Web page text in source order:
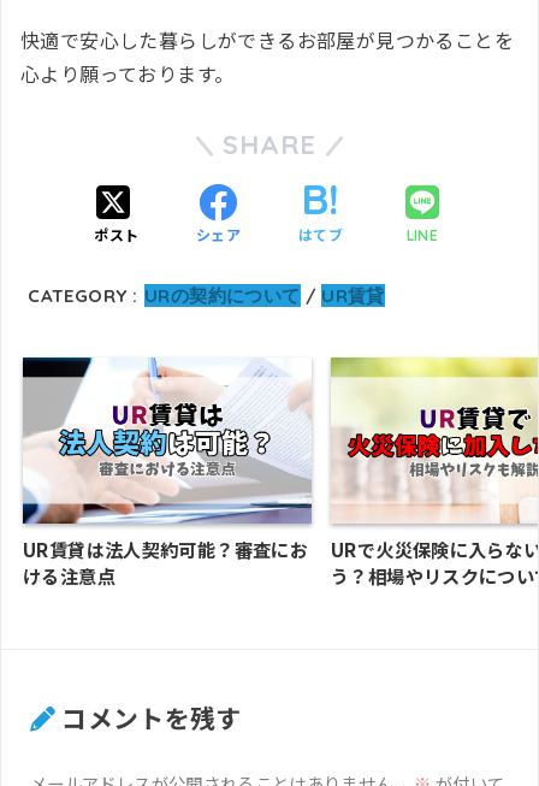
快適で安心した暮らしができるお部屋が見つかることを
心より願っております。
SHARE
ポスト シェア はてブ LINE
CATEGORY : URの契約について UR賃貸
UR賃貸は法人契約可能？審査にお
ける注意点
URで火災保険に入らな
う？相場やリスクにつ
コメントを残す